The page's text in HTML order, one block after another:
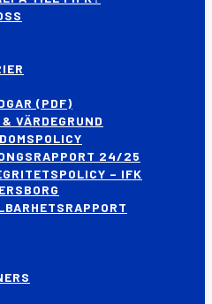
(PDF)
VÄRDEGRUND
24/25
– IFK